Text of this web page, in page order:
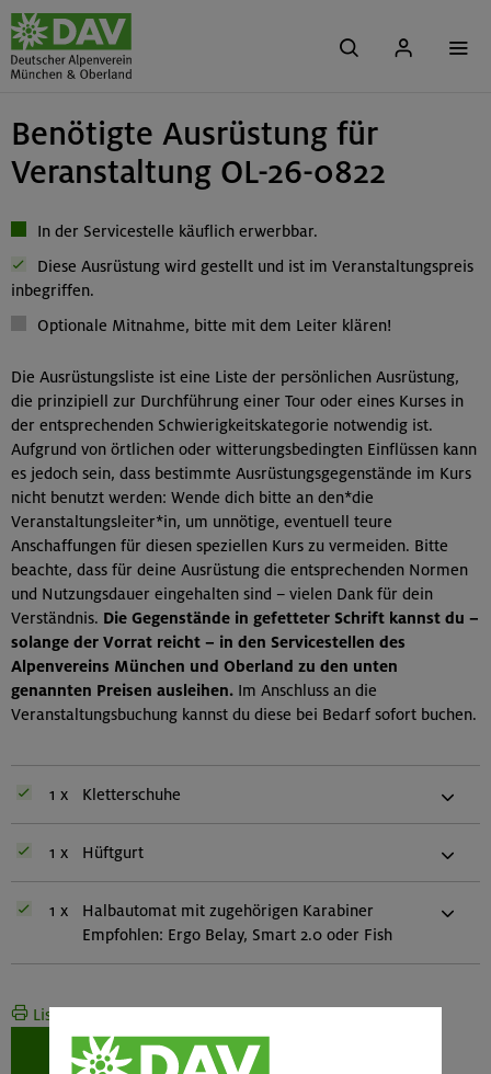
Benötigte Ausrüstung für
Veranstaltung OL-26-0822
In der Servicestelle käuflich erwerbbar.
Diese Ausrüstung wird gestellt und ist im Veranstaltungspreis
inbegriffen.
Optionale Mitnahme, bitte mit dem Leiter klären!
Die Ausrüstungsliste ist eine Liste der persönlichen Ausrüstung,
die prinzipiell zur Durchführung einer Tour oder eines Kurses in
der entsprechenden Schwierigkeitskategorie notwendig ist.
Aufgrund von örtlichen oder witterungsbedingten Einflüssen kann
es jedoch sein, dass bestimmte Ausrüstungsgegenstände im Kurs
nicht benutzt werden: Wende dich bitte an den*die
Veranstaltungsleiter*in, um unnötige, eventuell teure
Anschaffungen für diesen speziellen Kurs zu vermeiden. Bitte
beachte, dass für deine Ausrüstung die entsprechenden Normen
und Nutzungsdauer eingehalten sind – vielen Dank für dein
Verständnis. Die Gegenstände in gefetteter Schrift kannst du –
solange der Vorrat reicht – in den Servicestellen des
Alpenvereins München und Oberland zu den unten
genannten Preisen ausleihen. Im Anschluss an die
Veranstaltungsbuchung kannst du diese bei Bedarf sofort buchen.
1 x Kletterschuhe
1 x Hüftgurt
1 x
Halbautomat mit zugehörigen Karabiner
Empfohlen: Ergo Belay, Smart 2.0 oder Fish
Liste drucken
Weiter zur Buchung